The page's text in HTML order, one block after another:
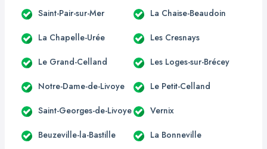
Saint-Pair-sur-Mer La Chaise-Beaudoin
La Chapelle-Urée Les Cresnays
Le Grand-Celland Les Loges-sur-Brécey
Notre-Dame-de-Livoye Le Petit-Celland
Saint-Georges-de-Livoye Vernix
Beuzeville-la-Bastille La Bonneville